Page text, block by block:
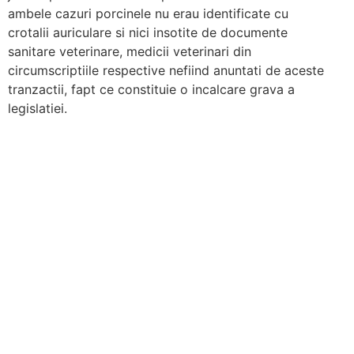
ambele cazuri porcinele nu erau identificate cu
crotalii auriculare si nici insotite de documente
sanitare veterinare, medicii veterinari din
circumscriptiile respective nefiind anuntati de aceste
tranzactii, fapt ce constituie o incalcare grava a
legislatiei.